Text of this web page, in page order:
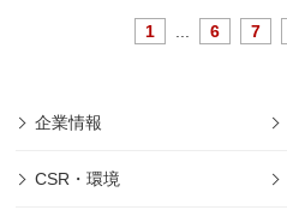
1 6 7
企業情報
CSR・環境